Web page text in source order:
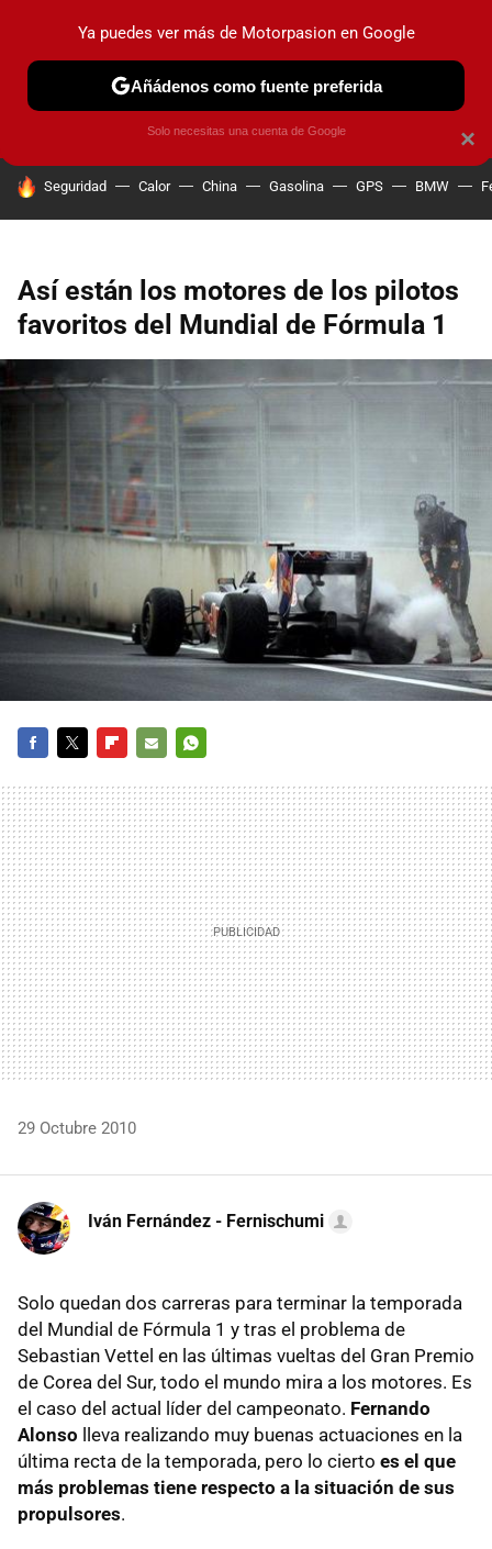
PRUEBAS COCHES ELÉCTRICOS OBSERVATORIO
HOY SE HABLA DE
Seguridad Calor China Gasolina GPS BMW
Así están los motores de los pilotos
favoritos del Mundial de Fórmula 1
MAIL
29 Octubre 2010
Iván Fernández - Fernischumi
Solo quedan dos carreras para terminar la temporada
del Mundial de Fórmula 1 y tras el problema de
Sebastian Vettel en las últimas vueltas del Gran Premio
de Corea del Sur, todo el mundo mira a los motores. Es
el caso del actual líder del campeonato. Fernando
Alonso lleva realizando muy buenas actuaciones en la
última recta de la temporada, pero lo cierto es el que
más problemas tiene respecto a la situación de sus
propulsores.
×
Ya puedes ver más de Motorpasion en Google
Añádenos como fuente preferida
Solo necesitas una cuenta de Google